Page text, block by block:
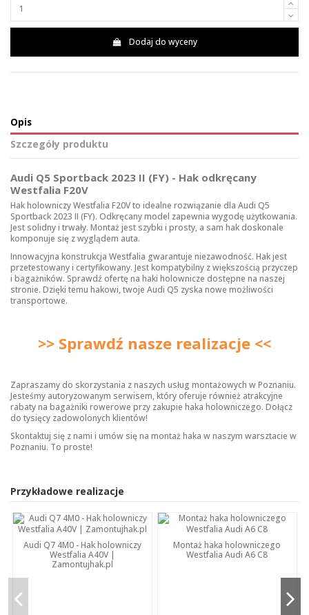
Dodaj do wyceny
Opis
Szczegóły produktu
Audi Q5 Sportback 2023 II (FY) - Hak odkręcany
Westfalia F20V
Hak holowniczy Westfalia F20V to idealne rozwiązanie dla Audi Q5
Sportback 2023 II (FY). Odkręcany model zapewnia wygodę użytkowania.
Jest solidny i trwały. Montaż jest szybki i prosty, a sam hak doskonale
komponuje się z wyglądem auta.
Innowacyjna konstrukcja Westfalia gwarantuje niezawodność. Hak jest
przetestowany i certyfikowany. Jest kompatybilny z większością przyczep
i bagażników. Sprawdź ofertę na haki holownicze dostępne na naszej
stronie. Dzięki temu hakowi, twoje Audi Q5 zyska nowe możliwości
transportowe.
>> Sprawdź nasze realizacje <<
Zapraszamy do skorzystania z naszych usług montażowych w Poznaniu.
Jesteśmy autoryzowanym serwisem, który oferuje również atrakcyjne
rabaty na bagażniki rowerowe przy zakupie haka holowniczego. Dołącz
do tysięcy zadowolonych klientów!
Skontaktuj się z nami i umów się na montaż haka w naszym warsztacie w
Poznaniu. To proste!
Przykładowe realizacje
Audi Q7 4M0 - Hak holowniczy
Westfalia A40V |
Zamontujhak.pl
Montaż haka holowniczego
Westfalia Audi A6 C8